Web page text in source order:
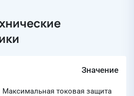
Значение
Максимальная токовая защита